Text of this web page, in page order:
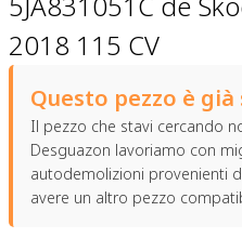
2018 115 CV
Questo pezzo è
Il pezzo che stavi cercando
Desguazon lavoriamo con
autodemolizioni provenienti
avere un altro pezzo